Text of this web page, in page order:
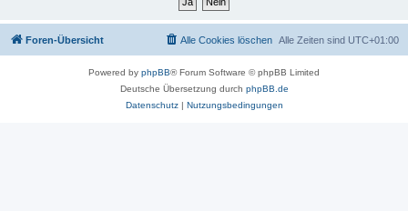
Foren-Übersicht Alle Zeiten sind UTC+01:00
Alle Cookies löschen
Powered by phpBB® Forum Software © phpBB Limited
Deutsche Übersetzung durch phpBB.de
Datenschutz| Nutzungsbedingungen